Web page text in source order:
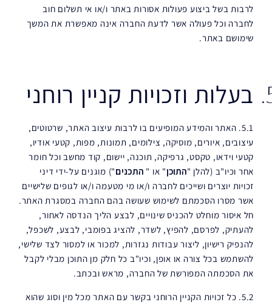
לרבות בשל ביצוע פעולות אסורות באתר ו/או אי תשלום חוב
לחברה וכל פעולה אשר לדעת החברה אינה מאפשרת את המשך
שימושם באתר.
בעלות וזכויות קניין רוחני
5.1. האתר והמידע המופיעים בו לרבות עיצוב האתר, שרטוטים,
עיצובים, איורים, מוסיקה, צילומים, תמונות, מפות, קטעי אודיו,
קטעי וידאו, טקסט, גרפיקה, תוכנה, יישום, קוד מחשב וכל חומר
אחר וכיו"ב (להלן "התוכן" או " התכנים") מוגנים על-ידי דיני
זכויות יוצרים ושייכים לחברה ו/או מי מטעמה ו/או לגופים שלישיים
אשר מסרו הסכמתם לשימוש שעושה בהם החברה במסגרת האתר.
חל איסור מוחלט להכניס שינויים, לבצע הליך הנדסה לאחור,
להעתיק, לפרסם, להפיץ, לשדר, להציג בפומבי, לבצע, לשכפל,
להנפיק רישיון, ליצור עבודות נגזרות, למכור או למסור לצד שלישי,
להשתמש בכל צורה או אופן, וכיו"ב כל חלק מן התוכן מבלי לקבל
את הסכמתה המפורשת של החברה, מראש ובכתב.
5.2. כל זכויות הקניין הרוחני בקשר עם האתר מכל מין וסוג שהוא